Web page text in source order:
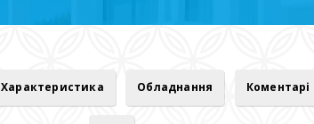
Характеристика Обладнання Коментарі